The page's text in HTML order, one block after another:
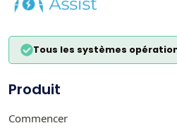
Tous les systèmes
Produit
Commencer